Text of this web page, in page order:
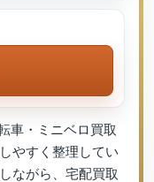
車・ミニベロ買取
やすく整理してい
ながら、宅配買取